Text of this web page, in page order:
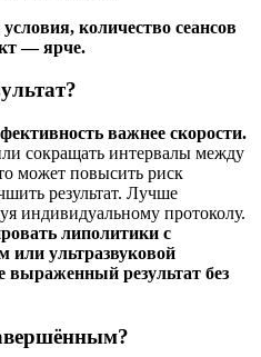
количество сеансов
— ярче.
важнее скорости.
сокращать интервалы между
может повысить риск
результат. Лучше
индивидуальному протоколу.
липолитики с
или ультразвуковой
выраженный результат без